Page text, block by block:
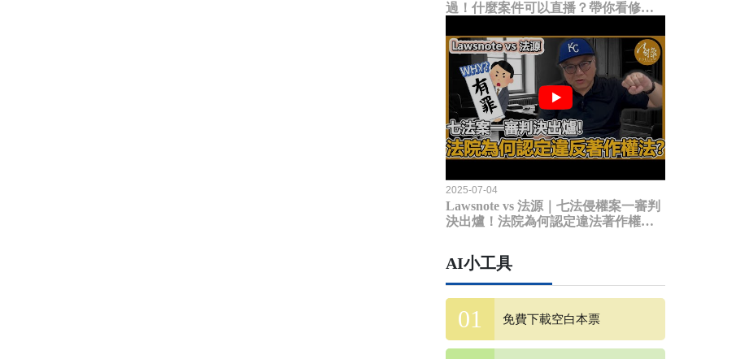
過！什麼案件可以直播？帶你看修法
2025-07-04
Lawsnote vs 法源｜七法侵權案一審判
決出爐！法院為何認定違法著作權
AI小工具
免費下載空白本票